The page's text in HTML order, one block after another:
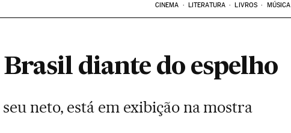
CINEMA LITERATURA LIVROS MÚSICA
diante do espelho
neto, está em exibição na mostra